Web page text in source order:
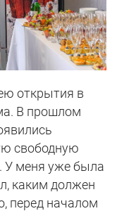
открытия в
В прошлом
свободную
У меня уже была
каким должен
перед началом